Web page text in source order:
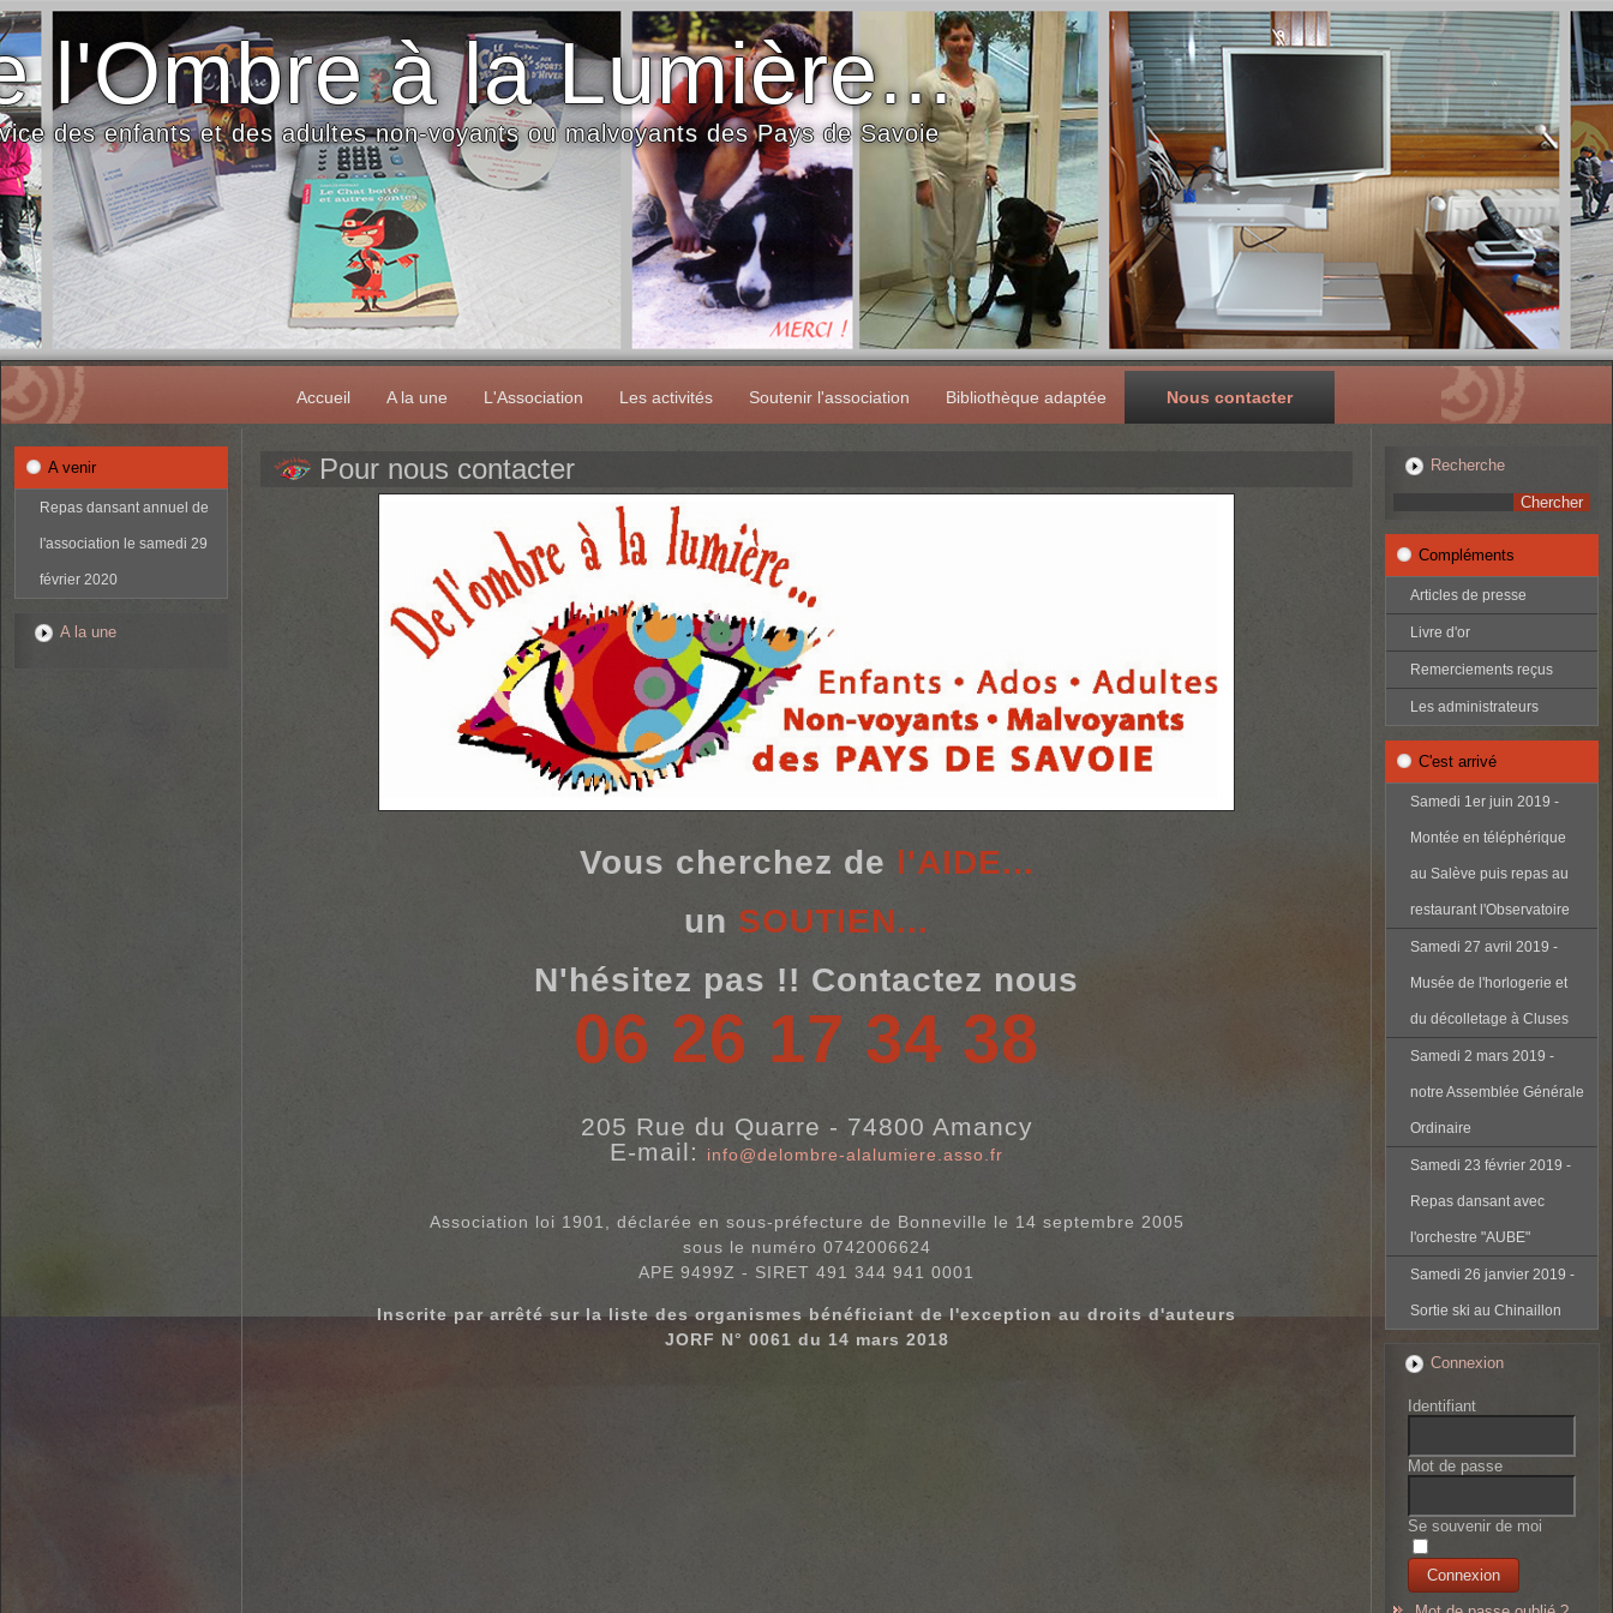
l'Ombre à la Lumière...
des enfants et des adultes non-voyants ou malvoyants des Pays de Savoie
Accueil A la une L'Association Les activités Soutenir l'association Bibliothèque adaptée Nous contacter
A venir
Repas dansant annuel de
l'association le samedi 29
février 2020
A la une
Pour nous contacter
Vous cherchez de l'AIDE...
un SOUTIEN...
N'hésitez pas !! Contactez nous
06 26 17 34 38
205 Rue du Quarre - 74800 Amancy
E-mail:
info@delombre-alalumiere.asso.fr
Association loi 1901, déclarée en sous-préfecture de Bonneville le 14 septembre 2005
sous le numéro 0742006624
APE 9499Z - SIRET 491 344 941 0001
Inscrite par arrêté sur la liste des organismes bénéficiant de l'exception au droits d'auteurs
JORF N° 0061 du 14 mars 2018
Recherche
Compléments
Articles de presse
Livre d'or
Remerciements reçus
Les administrateurs
C'est arrivé
Samedi 1er juin 2019 -
Montée en téléphérique
au Salève puis repas au
restaurant l'Observatoire
Samedi 27 avril 2019 -
Musée de l'horlogerie et
du décolletage à Cluses
Samedi 2 mars 2019 -
notre Assemblée Générale
Ordinaire
Samedi 23 février 2019 -
Repas dansant avec
l'orchestre "AUBE"
Samedi 26 janvier 2019 -
Sortie ski au Chinaillon
Connexion
Identifiant
Mot de passe
Se souvenir de moi